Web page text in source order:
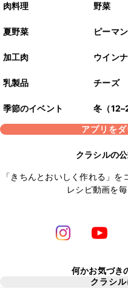
肉料理 野菜
夏野菜 ピーマン
加工肉 ウイン
乳製品 チーズ
季節のイベント 冬（
アプリを
クラシルの
「きちんとおいしく作れる」
レシピ動画を
何かお気づき
クラシ